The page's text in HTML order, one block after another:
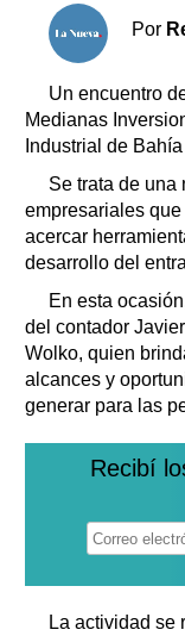
Por
Un encuentro
Medianas
Industrial de
Se trata de
empresariales
acercar
desarrollo del
En esta
del contador
Wolko, quien
alcances y
generar para las
Recibí
La actividad se